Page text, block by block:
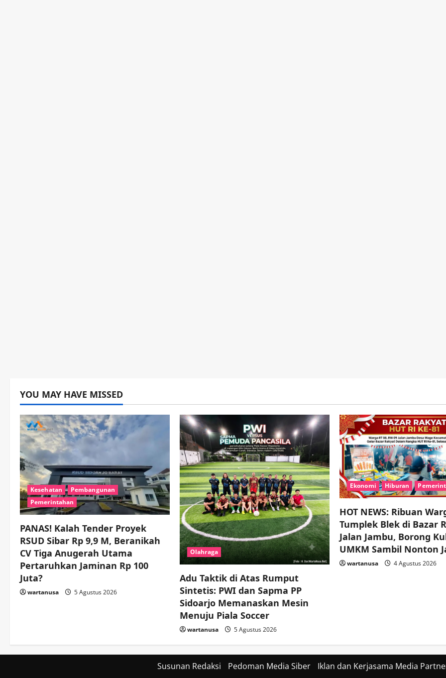
YOU MAY HAVE MISSED
Kesehatan
Pembangunan
Pemerintahan
PANAS! Kalah Tender Proyek
RSUD Sibar Rp 9,9 M, Beranikah
CV Tiga Anugerah Utama
Pertaruhkan Jaminan Rp 100
Juta?
wartanusa 5 Agustus 2026
Olahraga
Adu Taktik di Atas Rumput
Sintetis: PWI dan Sapma PP
Sidoarjo Memanaskan Mesin
Menuju Piala Soccer
wartanusa 5 Agustus 2026
Ekonomi Hiburan
HOT NEWS: Ribuan
Tumplek Blek di Bazar
Jalan Jambu, Borong
UMKM Sambil Nonton
wartanusa 4 Agustus 2026
Susunan Redaksi Pedoman Media Siber Iklan dan Kerjasama Media